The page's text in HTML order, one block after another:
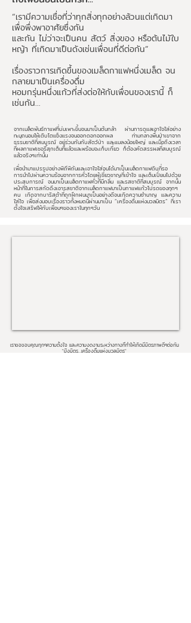
“เรามีความเชื่อที่ว่าทุกสิ่งทุกอย่างล้วนแต่เกิดมา
เพื่อพึ่งพาอาศัยซึ่งกัน
และกัน ไม่ว่าจะเป็นคน สัตว์ สิ่งของ หรือต้นไม้ใบ
หญ้า ที่เกิดมาเป็นดังเช่นเพื่อนที่ดีต่อกัน”
เรื่องราวการเกิดขึ้นของเมล็ดกาแฟหนึ่งเมล็ด จน
กลายมาเป็นเครื่องดื่ม
หอมกรุ่นหนึ่งแก้วที่ส่งต่อให้กับเพื่อนของเรานี้ ก็
เช่นกัน...
จากเมล็ดพันธ์กาแฟที่บ่มเพาะขึ้นจนมาเป็นต้นกล้า ผ่านการดูแลเอาใจใส่อย่าง
ทะนุถนอมให้เติบโตแข็งแรงจนออกดอกออกผล ท่ามกลางพื้นป่าเขาจาก
ธรรมชาติที่สมบูรณ์ อยู่ร่วมกันกับสัตว์ป่า และแมลงน้อยใหญ่ และเมื่อถึงเวลา
ที่ผลกาแฟเชอรี่สุกเต็มที่แล้วและพร้อมจะเก็บเกี่ยว ก็ต้องคัดสรรผลที่สมบูรณ์
แล้วจริงๆเท่านั้น
เพื่อนำมาแปรรูปอย่างพิถีพิถันและเอาใจใส่จนได้มาเป็นเมล็ดกาแฟดิบที่รอ
การนำไปผ่านความร้อนจากการคั่วโดยผู้เชี่ยวชาญที่เข้าใจ และเต็มเปี่ยมไปด้วย
ประสบการณ์ จนมาเป็นเมล็ดกาแฟคั่วที่มีกลิ่น และรสชาติที่สมบูรณ์ จากนั้น
หน้าที่ในการสกัดดึงเอารสชาติจากเมล็ดกาแฟมาเป็นกาแฟแก้วโปรดของทุกๆ
คน เกิดจากบาริสต้าที่ถูกฝึกฝนมาเป็นอย่างดีจนเกิดความชำนาญ และความ
ใส่ใจ เพื่อส่งมอบเรื่องราวทั้งหมดนี้ผ่านมาเป็น “เครื่องดื่มแห่งมวลมิตร” ที่เรา
ตั้งใจเสริฟให้กับเพื่อนๆของเราในทุกๆวัน
เราขอขอบคุณทุกๆความตั้งใจ และความงดงามระหว่างทางที่ทำให้เกิดมีมิตรภาพดีๆต่อกัน
"มิ่งมิตร…เครื่องดื่มแห่งมวลมิตร"